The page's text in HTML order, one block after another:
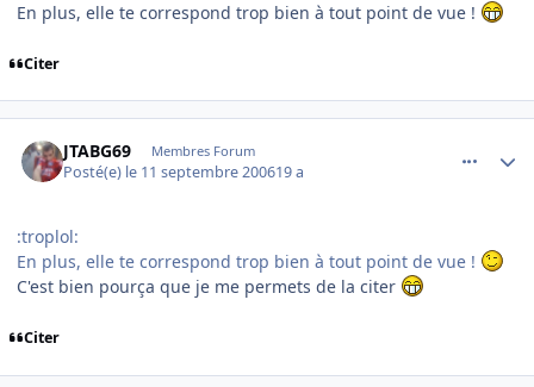
En plus, elle te correspond trop bien à tout point de vue !
Citer
JTABG69 Membres Forum
Posté(e) le 11 septembre 200619 a
:troplol:
En plus, elle te correspond trop bien à tout point de vue !
C'est bien pourça que je me permets de la citer
Citer